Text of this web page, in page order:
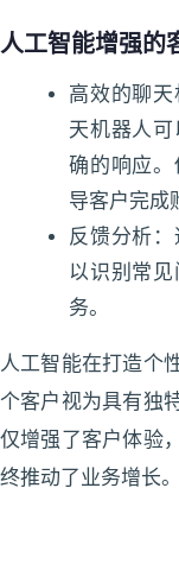
人工智能增强的
高效的聊
天机器人
确的响应
导客户完成
反馈分析
以识别常
务。
人工智能在打造个
个客户视为具有独
仅增强了客户体验
终推动了业务增长。